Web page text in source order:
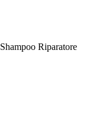
Riparatore